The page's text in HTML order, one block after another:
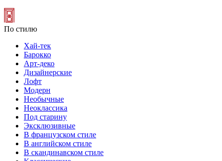
По стилю
Хай-тек
Барокко
Арт-деко
Дизайнерские
Лофт
Модерн
Необычные
Неоклассика
Под старину
Эксклюзивные
В французском стиле
В английском стиле
В скандинавском стиле